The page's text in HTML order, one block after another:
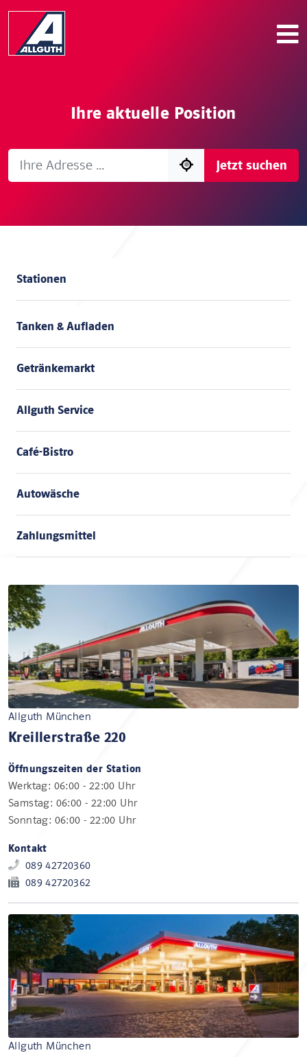
Ihre aktuelle Position
Jetzt suchen
Stationen
Tanken & Aufladen
Getränkemarkt
Allguth Service
Café-Bistro
Autowäsche
Zahlungsmittel
Allguth München
Kreillerstraße 220
Öffnungszeiten der Station
Werktag: 06:00 - 22:00 Uhr
Samstag: 06:00 - 22:00 Uhr
Sonntag: 06:00 - 22:00 Uhr
Kontakt
089 42720360
089 42720362
Allguth München